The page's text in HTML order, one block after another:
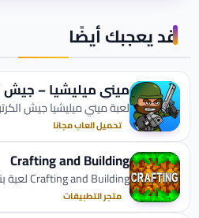
قد يعجبك أيضًا
ميني ميليشيا – جيش
لعبة ميني ميليشيا جيش
تحميل العاب مجانا
Crafting and Building
Crafting and Building لعبة بناء... تابع القراءة
متجر التطبيقات